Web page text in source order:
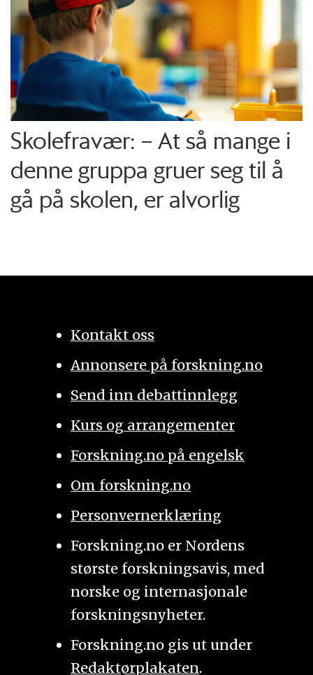
Skolefravær: – At så mange i
denne gruppa gruer seg til å
gå på skolen, er alvorlig
Kontakt oss
Annonsere på forskning.no
Send inn debattinnlegg
Kurs og arrangementer
Forskning.no på engelsk
Om forskning.no
Personvernerklæring
Forskning.no er Nordens
største forskningsavis, med
norske og internasjonale
forskningsnyheter.
Forskning.no gis ut under
Redaktørplakaten.